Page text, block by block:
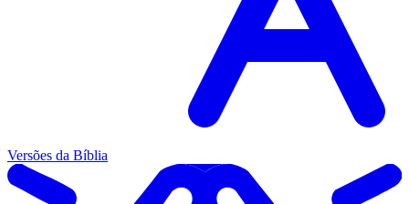
Versões da Bíblia